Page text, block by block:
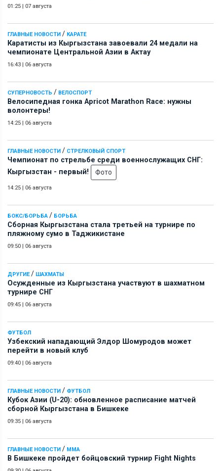
01:25 | 07 августа
ГЛАВНЫЕ НОВОСТИ / КАРАТЕ
Каратисты из Кыргызстана завоевали 24 медали на
чемпионате Центральной Азии в Актау
16:43 | 06 августа
СУПЕРНОВОСТЬ / ВЕЛОСПОРТ
Велосипедная гонка Apricot Marathon Race: нужны
волонтеры!
14:25 | 06 августа
ГЛАВНЫЕ НОВОСТИ / СТРЕЛКОВЫЙ СПОРТ
Чемпионат по стрельбе среди военнослужащих СНГ:
Кыргызстан - первый!
Фото
14:25 | 06 августа
БОКС/БОРЬБА / БОРЬБА
Сборная Кыргызстана стала третьей на турнире по
пляжному сумо в Таджикистане
09:50 | 06 августа
ДРУГИЕ/ ШАХМАТЫ
Осужденные из Кыргызстана участвуют в шахматном
турнире СНГ
09:45 | 06 августа
ФУТБОЛ
Узбекский нападающий Элдор Шомуродов может
перейти в новый клуб
09:40 | 06 августа
ГЛАВНЫЕ НОВОСТИ / ФУТБОЛ
Кубок Азии (U-20): обновленное расписание матчей
сборной Кыргызстана в Бишкеке
09:35 | 06 августа
ГЛАВНЫЕ НОВОСТИ / ММА
В Бишкеке пройдет бойцовский турнир Fight Nights